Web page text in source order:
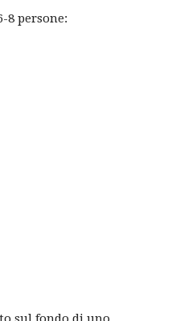
8 persone: